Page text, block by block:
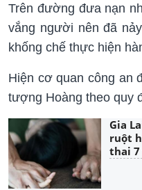
Trên đường đưa nạn
vắng người nên đã
khống chế thực hiện
Hiện cơ quan công an
tượng Hoàng theo quy
Gia
ruột
thai